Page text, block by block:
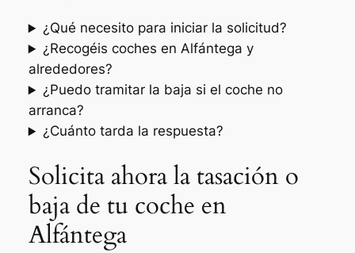
¿Qué necesito para iniciar la solicitud?
¿Recogéis coches en Alfántega y
alrededores?
¿Puedo tramitar la baja si el coche no
arranca?
¿Cuánto tarda la respuesta?
Solicita ahora la tasación o
baja de tu coche en
Alfántega